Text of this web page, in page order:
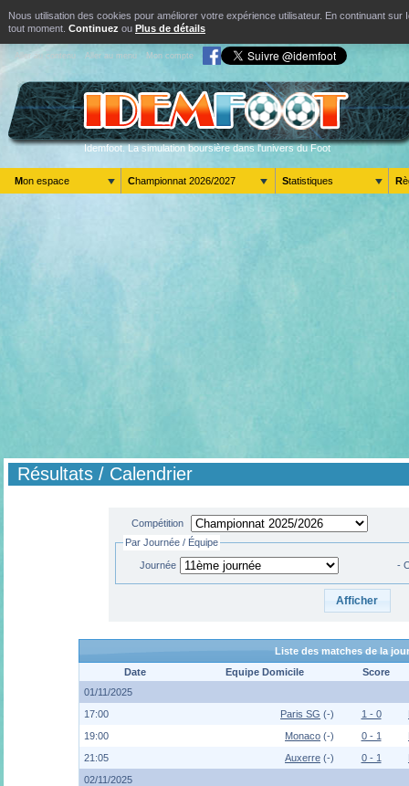
Nous utilisation des cookies pour améliorer votre expérience utilisateur. En continuant
tout moment. Continuez ou Plus de détails
Aller au contenu Aller au menu Mon compte
Idemfoot. La simulation boursière dans l'univers du Foot
Mon espace Championnat 2026/2027 Statistiques
Résultats / Calendrier
Compétition
Par Journée / Équipe
Journée -
Liste des matches de la
Date
Equipe Domicile
Score
01/11/2025
17:00
Paris SG (-) 1 - 0
19:00
Monaco (-) 0 - 1
21:05
Auxerre (-) 0 - 1
02/11/2025